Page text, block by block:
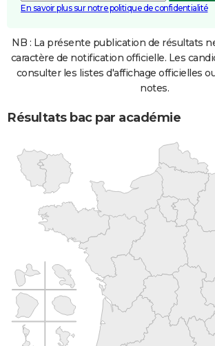
En savoir plus sur notre politique de confidentialité
NB : La présente publication de résultats
caractère de notification officielle. Les
consulter les listes d'affichage officielles
notes.
Résultats bac par académie